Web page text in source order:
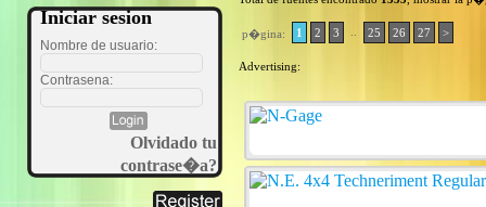
Iniciar sesion
Nombre de usuario:
Contrasena:
Olvidado tu
contrase�a?
p�gina: 1 2 3 25 26 27 >
Advertising: